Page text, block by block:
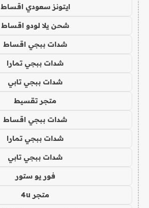
ايتونز سعودي اقساط
شحن يلا لودو اقساط
شدات ببجي اقساط
شدات ببجي تمارا
شدات ببجي تابي
متجر تقسيط
شدات ببجي اقساط
شدات ببجي تمارا
شدات ببجي تابي
فور يو ستور
متجر 4u